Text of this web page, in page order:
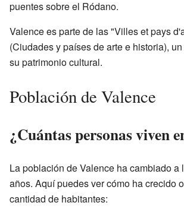
puentes sobre el Ródano.
Valence es parte de las "Villes et pays
(Ciudades y países de arte e historia),
su patrimonio cultural.
Población de Valence
¿Cuántas personas viven
La población de Valence ha cambiado a
años. Aquí puedes ver cómo ha crecido
cantidad de habitantes: